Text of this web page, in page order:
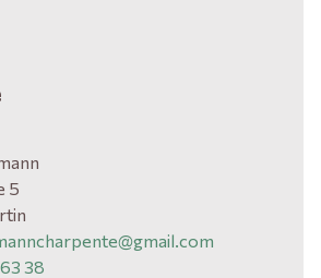
5
38